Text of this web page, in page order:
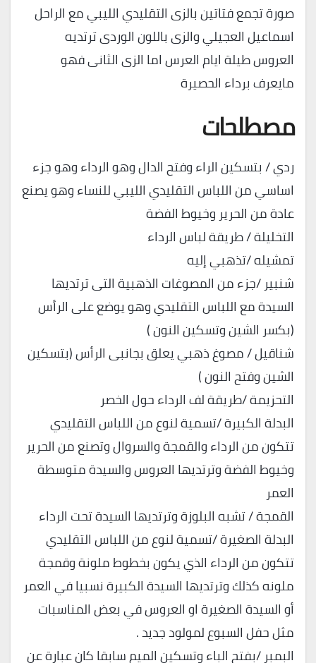
صورة تجمع فتاتين بالزى التقليدي الليبي مع الراحل
اسماعيل العجيلي والزى باللون الوردى ترتديه
العروس طيلة ايام العرس اما الزى الثانى فهو
مايعرف برداء الحصيرة
مصطلحات
ردي / بتسكين الراء وفتح الدال وهو الرداء وهو جزء
اساسي من اللباس التقليدي الليبي للنساء وهو يصنع
عادة من الحرير وخيوط الفضة
التخليلة / طريقة لباس الرداء
تمشيله /تذهبي إليه
شنبير /جزء من المصوغات الذهبية التى ترتديها
السيدة مع اللباس التقليدي وهو يوضع على الرأس
(بكسر الشين وتسكين النون )
شناقيل / مصوغ ذهبي يعلق بجانبى الرأس (بتسكين
الشين وفتح النون )
التحزيمة /طريقة لف الرداء حول الخصر
البدلة الكبيرة /تسمية لنوع من اللباس التقليدي
تتكون من الرداء والقمجة والسروال وتصنع من الحرير
وخيوط الفضة وترتديها العروس والسيدة متوسطة
العمر
القمجة / تشبه البلوزة وترتديها السيدة تحت الرداء
البدلة الصغيرة /تسمية لنوع من اللباس التقليدي
تتكون من الرداء الذي يكون بخطوط ملونة وقمجة
ملونه كذلك وترتديها السيدة الكبيرة نسبيا في العمر
أو السيدة الصغيرة او العروس في بعض المناسبات
مثل حفل السبوع لمولود جديد .
البمبر /بفتح الباء وتسكين الميم سابقا كان عبارة عن